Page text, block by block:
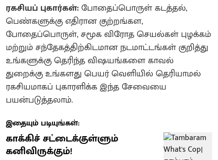
ரகசியப் புகார்கள்:போதைப்பொருள் கடத்தல்,
பெண்களுக்கு எதிரான குற்றங்கள,
போதைப்பொருள், சமூக விரோத செயல்கள் புழக்கம்
மற்றும் சந்தேகத்திற்கிடமான நடமாட்டங்கள் குறித்து
உங்களுக்கு தெரிந்த விஷயங்களை காவல்
துறைக்கு உங்களது பெயர் வெளியில் தெரியாமல்
ரகசியமாகப் புகாரளிக்க இந்த சேவையை
பயன்படுத்தலாம்.
இதையும் படியுங்கள்:
காக்கிச் சட்டைக்குள்ளும்
கனிவிருக்கும்!